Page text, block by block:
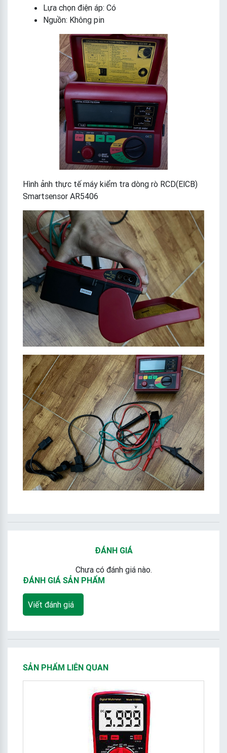
Lựa chọn điện áp: Có
Nguồn: Không pin
Hình ảnh thực tế máy kiểm tra dòng rò RCD(ElCB)
Smartsensor AR5406
ĐÁNH GIÁ
Chưa có đánh giá nào.
ĐÁNH GIÁ SẢN PHẨM
Viết đánh giá
SẢN PHẨM LIÊN QUAN